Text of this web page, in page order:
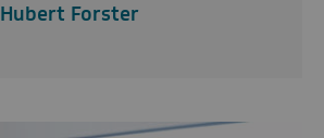
Hubert Forster